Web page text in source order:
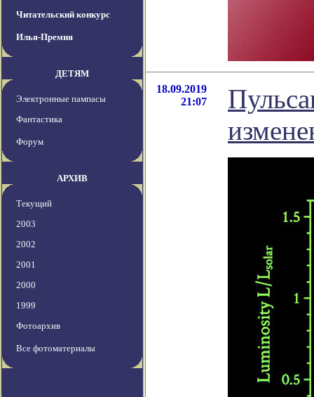
Читательский конкурс
Илья-Премия
ДЕТЯМ
Электронные пампасы
Фантастика
Форум
АРХИВ
Текущий
2003
2002
2001
2000
1999
Фотоархив
Все фотоматериалы
18.09.2019
21:07